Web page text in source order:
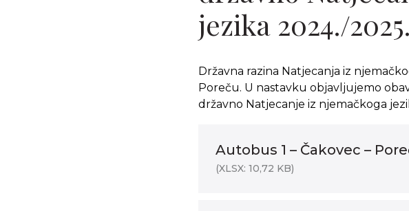
jezika 2024./
Državna razina Natjecanja iz
Poreču. U nastavku objavljujemo
državno Natjecanje iz njemačkoga
Autobus 1 – Čakovec –
(XLSX: 10,72 KB)